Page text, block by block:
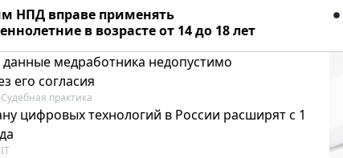
НПД вправе применять
в возрасте от 14 до 18 лет
медработника недопустимо
его согласия
Судебная практика
цифровых технологий в России расширят с 1
IT